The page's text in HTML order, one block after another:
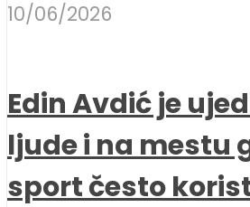
10/06/2026
Edin Avdić je
ljude i na mestu
sport često